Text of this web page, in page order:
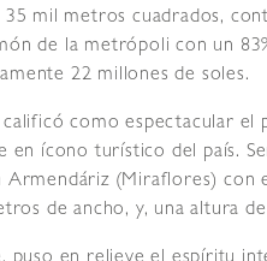
35 mil metros cuadrados,
de la metrópoli con un
22 millones de soles.
como espectacular el
en ícono turístico del país.
Armendáriz (Miraflores) con
de ancho, y, una altura